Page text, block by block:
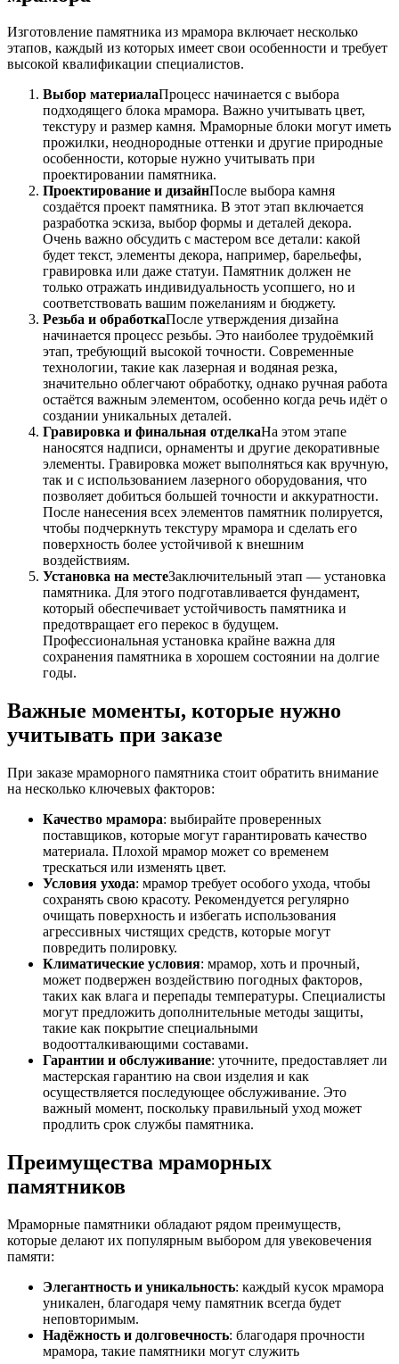
Изготовление памятника из мрамора включает несколько
этапов, каждый из которых имеет свои особенности и требует
высокой квалификации специалистов.
Выбор материалаПроцесс начинается с выбора
подходящего блока мрамора. Важно учитывать цвет,
текстуру и размер камня. Мраморные блоки могут иметь
прожилки, неоднородные оттенки и другие природные
особенности, которые нужно учитывать при
проектировании памятника.
Проектирование и дизайнПосле выбора камня
создаётся проект памятника. В этот этап включается
разработка эскиза, выбор формы и деталей декора.
Очень важно обсудить с мастером все детали: какой
будет текст, элементы декора, например, барельефы,
гравировка или даже статуи. Памятник должен не
только отражать индивидуальность усопшего, но и
соответствовать вашим пожеланиям и бюджету.
Резьба и обработкаПосле утверждения дизайна
начинается процесс резьбы. Это наиболее трудоёмкий
этап, требующий высокой точности. Современные
технологии, такие как лазерная и водяная резка,
значительно облегчают обработку, однако ручная работа
остаётся важным элементом, особенно когда речь идёт о
создании уникальных деталей.
Гравировка и финальная отделкаНа этом этапе
наносятся надписи, орнаменты и другие декоративные
элементы. Гравировка может выполняться как вручную,
так и с использованием лазерного оборудования, что
позволяет добиться большей точности и аккуратности.
После нанесения всех элементов памятник полируется,
чтобы подчеркнуть текстуру мрамора и сделать его
поверхность более устойчивой к внешним
воздействиям.
Установка на местеЗаключительный этап — установка
памятника. Для этого подготавливается фундамент,
который обеспечивает устойчивость памятника и
предотвращает его перекос в будущем.
Профессиональная установка крайне важна для
сохранения памятника в хорошем состоянии на долгие
годы.
Важные моменты, которые нужно
учитывать при заказе
При заказе мраморного памятника стоит обратить внимание
на несколько ключевых факторов:
Качество мрамора: выбирайте проверенных
поставщиков, которые могут гарантировать качество
материала. Плохой мрамор может со временем
трескаться или изменять цвет.
Условия ухода: мрамор требует особого ухода, чтобы
сохранять свою красоту. Рекомендуется регулярно
очищать поверхность и избегать использования
агрессивных чистящих средств, которые могут
повредить полировку.
Климатические условия: мрамор, хоть и прочный,
может подвержен воздействию погодных факторов,
таких как влага и перепады температуры. Специалисты
могут предложить дополнительные методы защиты,
такие как покрытие специальными
водоотталкивающими составами.
Гарантии и обслуживание: уточните, предоставляет ли
мастерская гарантию на свои изделия и как
осуществляется последующее обслуживание. Это
важный момент, поскольку правильный уход может
продлить срок службы памятника.
Преимущества мраморных
памятников
Мраморные памятники обладают рядом преимуществ,
которые делают их популярным выбором для увековечения
памяти:
Элегантность и уникальность: каждый кусок мрамора
уникален, благодаря чему памятник всегда будет
неповторимым.
Надёжность и долговечность: благодаря прочности
мрамора, такие памятники могут служить